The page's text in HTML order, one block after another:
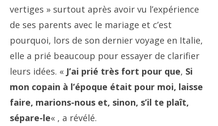
vertiges » surtout après avoir vu l’expérience
de ses parents avec le mariage et c’est
pourquoi, lors de son dernier voyage en Italie,
elle a prié beaucoup pour essayer de clarifier
leurs idées. « J’ai prié très fort pour que, Si
mon copain à l’époque était pour moi, laisse
faire, marions-nous et, sinon, s’il te plaît,
sépare-le« , a révélé.